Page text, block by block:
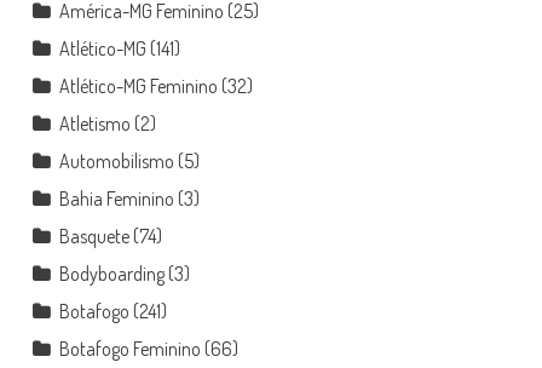
América-MG Feminino (25)
Atlético-MG (141)
Atlético-MG Feminino (32)
Atletismo (2)
Automobilismo (5)
Bahia Feminino (3)
Basquete(74)
Bodyboarding(3)
Botafogo (241)
Botafogo Feminino (66)